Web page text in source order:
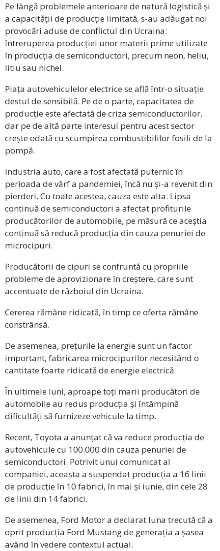
Pe lângă problemele anterioare de natură logistică și
a capacității de producție limitată, s-au adăugat noi
provocări aduse de conflictul din Ucraina:
întreruperea producției unor materii prime utilizate
în producția de semiconductori, precum neon, heliu,
litiu sau nichel.
Piața autovehiculelor electrice se află într-o situație
destul de sensibilă. Pe de o parte, capacitatea de
producție este afectată de criza semiconductorilor,
dar pe de altă parte interesul pentru acest sector
crește odată cu scumpirea combustibililor fosili de la
pompă.
Industria auto, care a fost afectată puternic în
perioada de vârf a pandemiei, încă nu și-a revenit din
pierderi. Cu toate acestea, cauza este alta. Lipsa
continuă de semiconductori a afectat profiturile
producătorilor de automobile, pe măsură ce aceștia
continuă să reducă producția din cauza penuriei de
microcipuri.
Producătorii de cipuri se confruntă cu propriile
probleme de aprovizionare în creștere, care sunt
accentuate de războiul din Ucraina.
Cererea rămâne ridicată, în timp ce oferta rămâne
constrânsă.
De asemenea, prețurile la energie sunt un factor
important, fabricarea microcipurilor necesitând o
cantitate foarte ridicată de energie electrică.
În ultimele luni, aproape toți marii producători de
automobile au redus producția și întâmpină
dificultăți să furnizeze vehicule la timp.
Recent, Toyota a anunțat că va reduce producția de
autovehicule cu 100.000 din cauza penuriei de
semiconductori. Potrivit unui comunicat al
companiei, aceasta a suspendat producția a 16 linii
de producție în 10 fabrici, în mai și iunie, din cele 28
de linii din 14 fabrici.
De asemenea, Ford Motor a declarat luna trecută că a
oprit producția Ford Mustang de generația a șasea
având în vedere contextul actual.